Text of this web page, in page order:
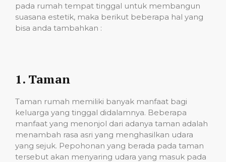
pada rumah tempat tinggal untuk membangun
suasana estetik, maka berikut beberapa hal yang
bisa anda tambahkan :
1. Taman
Taman rumah memiliki banyak manfaat bagi
keluarga yang tinggal didalamnya. Beberapa
manfaat yang menonjol dari adanya taman adalah
menambah rasa asri yang menghasilkan udara
yang sejuk. Pepohonan yang berada pada taman
tersebut akan menyaring udara yang masuk pada